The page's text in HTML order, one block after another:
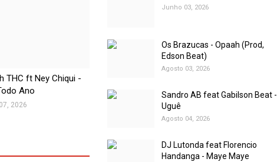
THC ft Ney Chiqui -
Ano
2026
Junho 03, 2026
Os Brazucas - Opaah (Prod,
Edson Beat)
Agosto 03, 2026
Sandro AB feat Gabilson Beat -
Uguê
Agosto 04, 2026
DJ Lutonda feat Florencio
Handanga - Maye Maye